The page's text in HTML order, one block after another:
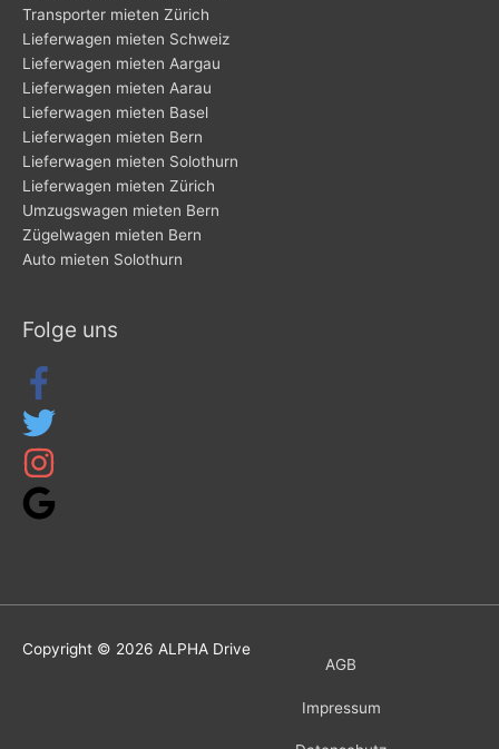
Transporter mieten Zürich
Lieferwagen mieten Schweiz
Lieferwagen mieten Aargau
Lieferwagen mieten Aarau
Lieferwagen mieten Basel
Lieferwagen mieten Bern
Lieferwagen mieten Solothurn
Lieferwagen mieten Zürich
Umzugswagen mieten Bern
Zügelwagen mieten Bern
Auto mieten Solothurn
Folge uns
Copyright © 2026 ALPHA Drive
AGB
Impressum